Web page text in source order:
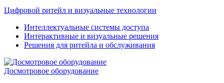
Цифровой ритейл и визуальные технологии
Интеллектуальные системы доступа
Интерактивные и визуальные решения
Решения для ритейла и обслуживания
Досмотровое оборудование